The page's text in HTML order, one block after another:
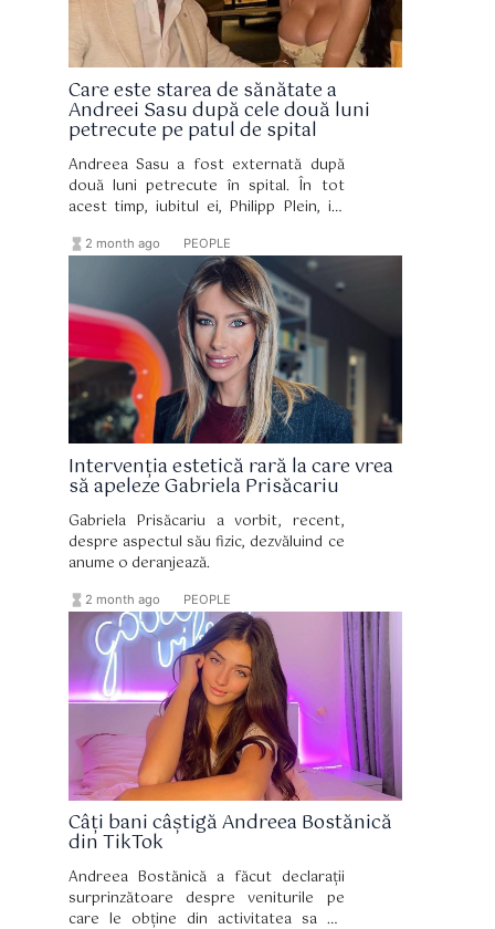
Care este starea de sănătate a
Andreei Sasu după cele două luni
petrecute pe patul de spital
Andreea Sasu a fost externată după
două luni petrecute în spital. În tot
acest timp, iubitul ei, Philipp Plein, i-a
hourglass_full 2 month ago PEOPLE
Intervenția estetică rară la care vrea
să apeleze Gabriela Prisăcariu
Gabriela Prisăcariu a vorbit, recent,
despre aspectul său fizic, dezvăluind ce
anume o deranjează.
hourglass_full 2 month ago PEOPLE
Câți bani câștigă Andreea Bostănică
din TikTok
Andreea Bostănică a făcut declarații
surprinzătoare despre veniturile pe
care le obține din activitatea sa pe